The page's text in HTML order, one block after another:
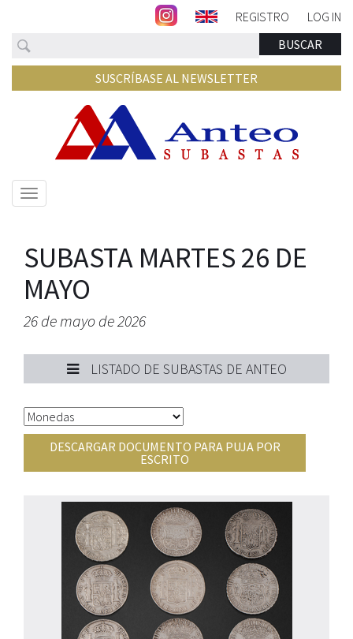
Buscar BUSCAR
REGISTRO LOG IN
SUSCRÍBASE AL NEWSLETTER
Mostrar/ocultar
SUBASTA MARTES 26 DE
MAYO
26 de mayo de 2026
LISTADO DE SUBASTAS DE ANTEO
DESCARGAR DOCUMENTO PARA PUJA POR
ESCRITO